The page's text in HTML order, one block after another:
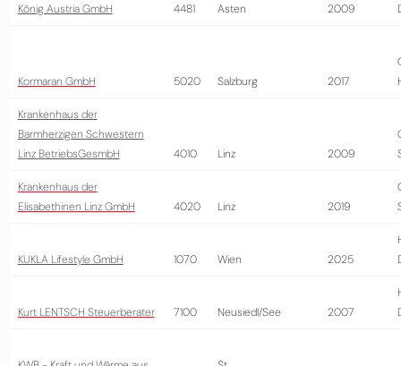
König Austria GmbH 4481 Asten 2009
Kormaran GmbH 5020 Salzburg 2017
Krankenhaus der
Barmherzigen Schwestern
Linz BetriebsGesmbH
4010 Linz 2009
Krankenhaus der
Elisabethinen Linz GmbH
4020 Linz 2019
KUKLA Lifestyle GmbH 1070 Wien 2025
Kurt LENTSCH Steuerberater 7100 Neusiedl/See 2007